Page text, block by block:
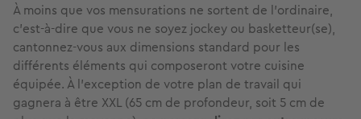
À moins que vos mensurations ne sortent de l’ordinaire,
c’est-à-dire que vous ne soyez jockey ou basketteur(se),
cantonnez-vous aux dimensions standard pour les
différents éléments qui composeront votre cuisine
équipée. À l’exception de votre plan de travail qui
gagnera à être XXL (65 cm de profondeur, soit 5 cm de